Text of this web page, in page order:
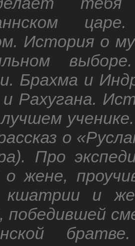
История о
Брахма и
Рахугана.
о
Про
о жене,
кшатрии и